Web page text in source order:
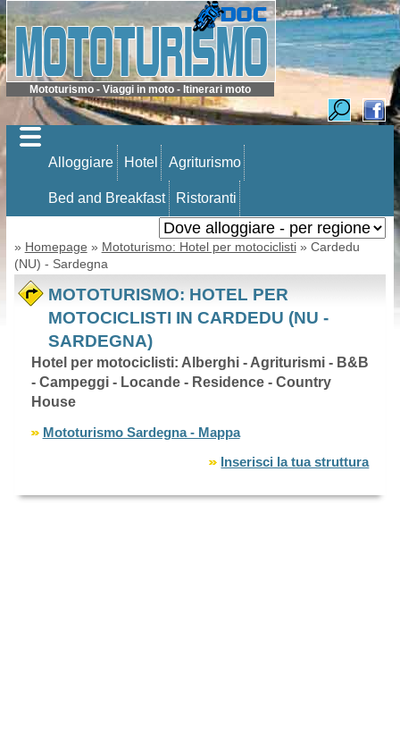
Mototurismo - Viaggi in moto - Itinerari moto
Alloggiare Hotel Agriturismo
Bed and Breakfast Ristoranti
» Homepage » Mototurismo: Hotel per motociclisti» Cardedu
(NU) - Sardegna
MOTOTURISMO: HOTEL PER
MOTOCICLISTI IN CARDEDU (NU -
SARDEGNA)
Hotel per motociclisti: Alberghi - Agriturismi - B&B
- Campeggi - Locande - Residence - Country
House
Mototurismo Sardegna - Mappa
Inserisci la tua struttura